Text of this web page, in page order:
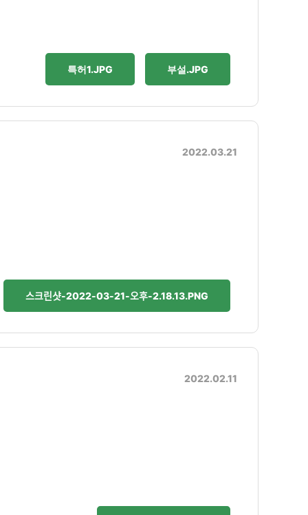
특허1.JPG 부설.JPG
2022.03.21
스크린샷-2022-03-21-오후-2.18.13.PNG
2022.02.11